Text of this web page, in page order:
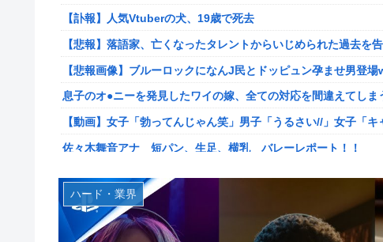
専業主婦の私に毎日暴言電話をかけてくるトメ！声優学校で
ス声で脅した結果←声優スキルの無駄遣いが最高すぎるｗｗｗ
【悲報】落語家、亡くなったタレントからいじめられた過去を
【悲報画像】ブルーロックになんJ民とドッピュン孕ませ男登場
【画像】人気漫画「サンキューピッチ」6巻の表紙、えちえちす
【世も末】セクシー女優「熊本に300万円寄付」→ (ヽ´ん`)「汚
海外「世界で日本を死守するぞ！」 日本の消防署を訪れたちび
海外「全部日本の真似だったのか…」 日本の普通のテレビ番組
米国「日本よ、そろそろ利上げしろ」高市政権の経済政策に圧
「いきなりステーキ」の反対ｗｗｗｗｗｗｗｗｗ
【訃報】人気Vtuberの犬、19歳で死去
【悲報】落語家、亡くなったタレントからいじめられた過去を
【悲報画像】ブルーロックになんJ民とドッピュン孕ませ男登場
息子のオ●ニーを発見したワイの嫁、全ての対応を間違えてし
【動画】女子「勃ってんじゃん笑」男子「うるさい//」女子「
佐々木舞音アナ 短パン、生足、横乳 バレーレポート！！
韓国型イージス搭載の次世代駆逐艦「KDDX」1番艦…2032年竣
【画像】フジの新人アナさん、二人とも腋を見せてくれない
ハード・業界